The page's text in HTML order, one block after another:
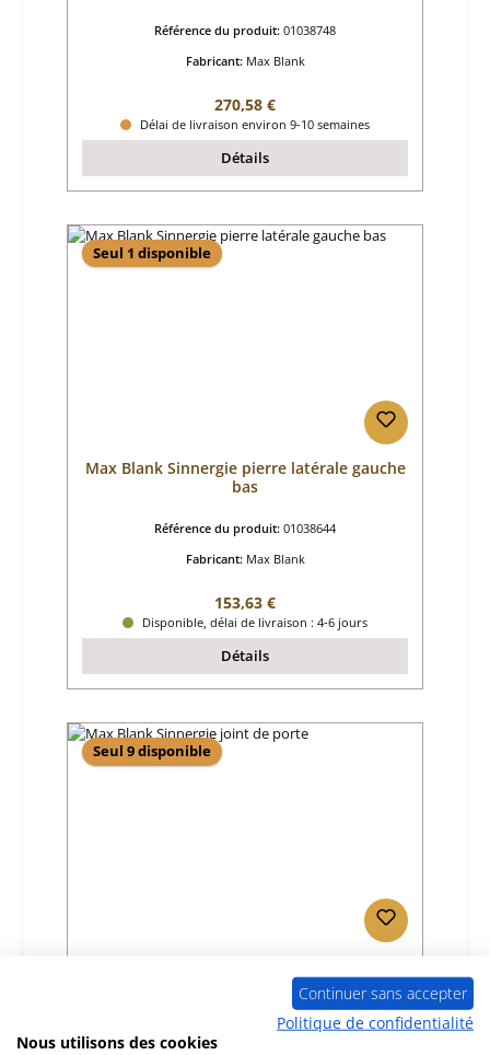
Référence du produit: 01038748
Fabricant: Max Blank
Prix régulier :
270,58 €
Délai de livraison environ 9-10 semaines
Détails
Seul 1 disponible
Max Blank Sinnergie pierre latérale gauche
bas
Référence du produit: 01038644
Fabricant: Max Blank
Prix régulier :
153,63 €
Disponible, délai de livraison : 4-6 jours
Détails
Seul 9 disponible
Référence du produit:01064682
Continuer sans accepter
Politique de confidentialité
Nous utilisons des cookies